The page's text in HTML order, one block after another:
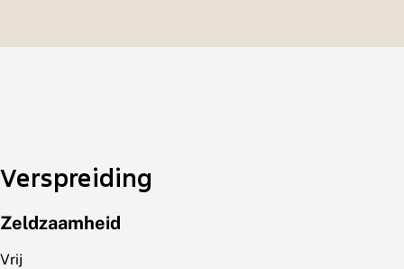
Verspreiding
Zeldzaamheid
Vrij